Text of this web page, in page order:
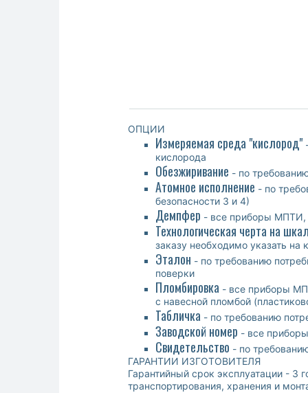
ОПЦИИ
Измеряемая среда "кислород"
кислорода
Обезжиривание - по
Атомное исполнение - по
безопасности 3 и 4)
Демпфер - все приборы
Технологическая черта на
заказу необходимо указать на
Эталон - по требованию
поверки
Пломбировка - все приборы
с навесной пломбой
Табличка - по требованию
Заводской номер - все
Свидетельство - по
ГАРАНТИИ ИЗГОТОВИТЕЛЯ
Гарантийный срок эксплуатации - 3
транспортирования, хранения и